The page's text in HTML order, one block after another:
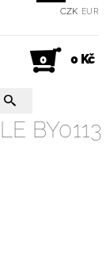
CZK EUR
0 0 Kč
BY0113